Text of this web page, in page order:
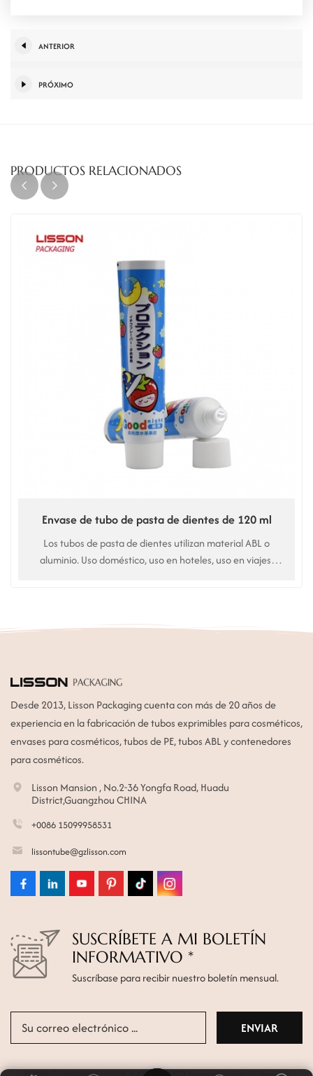
ANTERIOR
PRÓXIMO
PRODUCTOS RELACIONADOS
Envase de tubo de pasta de dientes de 120 ml
Los tubos de pasta de dientes utilizan material ABL o
aluminio. Uso doméstico, uso en hoteles, uso en viajes.
Desde 2013, Lisson Packaging cuenta con más de 20 años de
experiencia en la fabricación de tubos exprimibles para cosméticos,
envases para cosméticos, tubos de PE, tubos ABL y contenedores
para cosméticos.
Lisson Mansion , No.2-36 Yongfa Road, Huadu
District,Guangzhou CHINA
+0086 15099958531
lissontube@gzlisson.com
SUSCRÍBETE A MI BOLETÍN
INFORMATIVO *
Suscríbase para recibir nuestro boletín mensual.
© 2026 GUANGZHOU LISSON PLASTIC CO.,LTD Reservados todos los derechos.